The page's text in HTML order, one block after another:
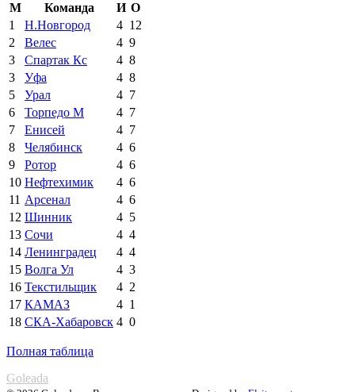
М Команда И О
1
Н.Новгород 4 12
2
Велес 4 9
3
Спартак Кс 4 8
3
Уфа 4 8
5
Урал 4 7
6
Торпедо М 4 7
7
Енисей 4 7
8
Челябинск 4 6
9
Ротор 4 6
10 Нефтехимик 4 6
11 Арсенал 4 6
12 Шинник 4 5
13 Сочи 4 4
14 Ленинградец 4 4
15 Волга Ул 4 3
16 Текстильщик 4 2
17 КАМАЗ 4 1
18 СКА-Хабаровск 4 0
Полная таблица
Goleada